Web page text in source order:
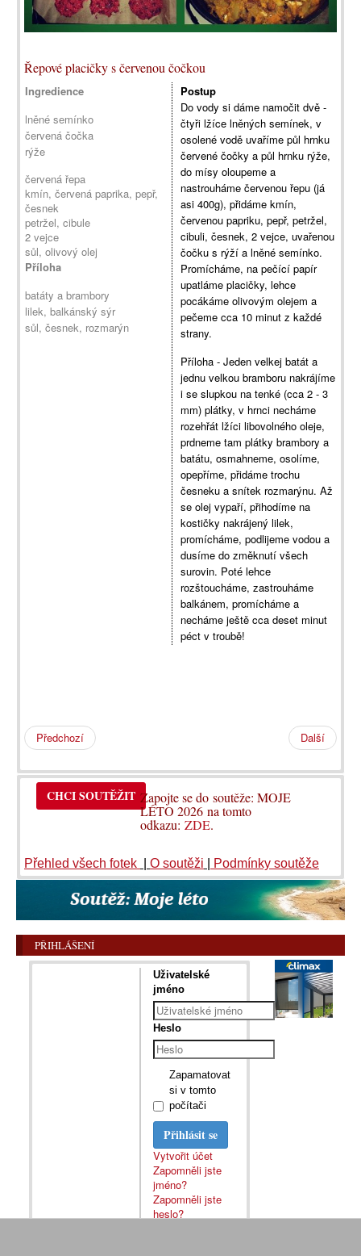
Řepové placičky s červenou čočkou
Ingredience
lněné semínko
červená čočka
rýže
červená řepa
kmín, červená paprika, pepř,
česnek
petržel, cibule
2 vejce
sůl, olivový olej
Příloha
batáty a brambory
lilek, balkánský sýr
sůl, česnek, rozmarýn
Postup
Do vody si dáme namočit dvě -
čtyři lžíce lněných semínek, v
osolené vodě uvaříme půl hrnku
červené čočky a půl hrnku rýže,
do mísy oloupeme a
nastrouháme červenou řepu (já
asi 400g), přidáme kmín,
červenou papriku, pepř, petržel,
cibuli, česnek, 2 vejce, uvařenou
čočku s rýží a lněné semínko.
Promícháme, na pečící papír
upatláme placičky, lehce
pocákáme olivovým olejem a
pečeme cca 10 minut z každé
strany.
Příloha - Jeden velkej batát a
jednu velkou bramboru nakrájíme
i se slupkou na tenké (cca 2 - 3
mm) plátky, v hrnci necháme
rozehřát lžíci libovolného oleje,
prdneme tam plátky brambory a
batátu, osmahneme, osolíme,
opepříme, přidáme trochu
česneku a snítek rozmarýnu. Až
se olej vypaří, přihodíme na
kostičky nakrájený lilek,
promícháme, podlijeme vodou a
dusíme do změknutí všech
surovin. Poté lehce
rozštoucháme, zastrouháme
balkánem, promícháme a
necháme ještě cca deset minut
péct v troubě!
Předchozí Další
CHCI SOUTĚŽIT Zapojte se do soutěže: MOJE
LÉTO 2026 na tomto
odkazu:ZDE.
Přehled všech fotek O soutěži Podmínky soutěže
PŘIHLÁŠENÍ
Uživatelské
jméno
Heslo
Zapamatovat
si v tomto
počítači
Přihlásit se
Vytvořit účet
Zapomněli jste
jméno?
Zapomněli jste
heslo?